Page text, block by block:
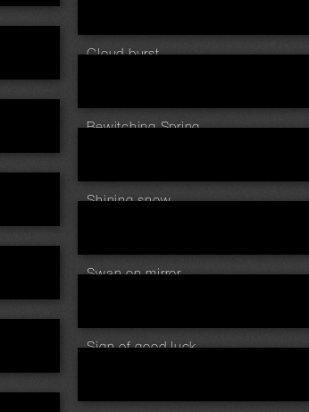
Cloud burst
Bewitching Spring
Shining snow
Swan on mirror
Sign of good luck